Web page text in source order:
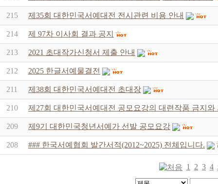
215 제35회 대한민국서예대전 전시관련 비용 안내
214 제 97차 이사회 결과 공지
213 2021 초대작가신청서 제출 안내
212 2025 한글서예물결전
211 제38회 대한민국서예대전 초대장
210 제27회 대한민국서예대전 공모요강의 대련작품 금지
209 제9기 대한민국청년서예가 선발 공모요강
208 ### 한국서예협회 발간서적(2012~2025) 전체입니다.
1 2 3 4